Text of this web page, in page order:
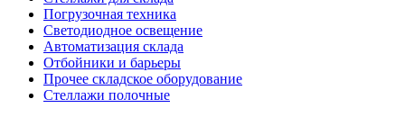
Погрузочная техника
Светодиодное освещение
Автоматизация склада
Отбойники и барьеры
Прочее складское оборудование
Стеллажи полочные